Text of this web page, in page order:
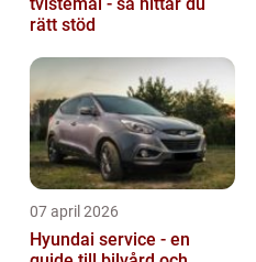
rätt stöd
07 april 2026
Hyundai service - en